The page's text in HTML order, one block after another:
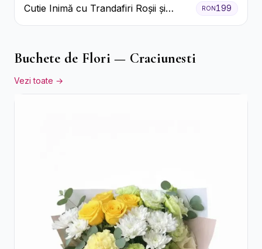
Cutie Inimă cu Trandafiri Roșii și
Ferrero Rocher
RON199
Buchete de Flori — Craciunesti
Vezi toate →